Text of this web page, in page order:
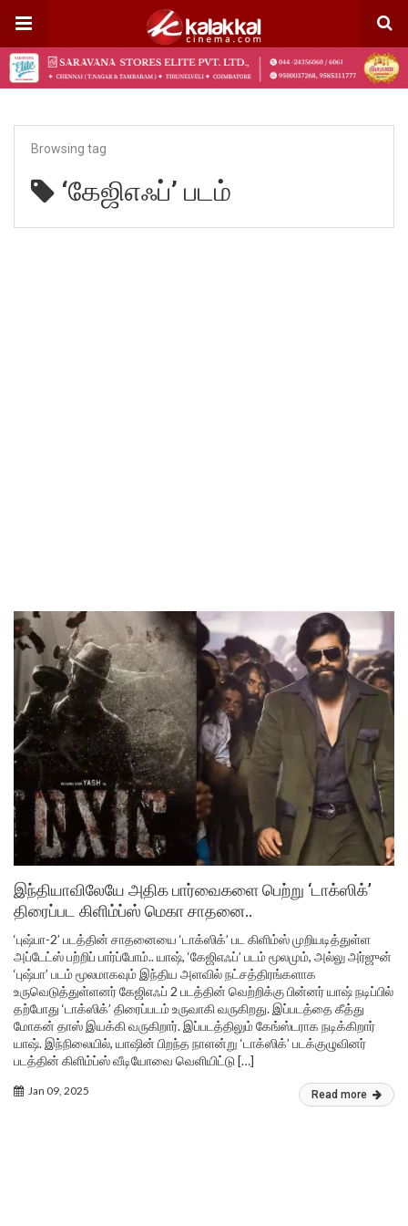
Browsing tag
‘கேஜிஎஃப்’ படம்
இந்தியாவிலேயே அதிக பார்வைகளை பெற்று ‘டாக்ஸிக்’
திரைப்பட கிளிம்ப்ஸ் மெகா சாதனை..
‘புஷ்பா-2’ படத்தின் சாதனையை ‘டாக்ஸிக்’ பட கிளிம்ஸ் முறியடித்துள்ள
அப்டேட்ஸ் பற்றிப் பார்ப்போம்.. யாஷ், ‘கேஜிஎஃப்’ படம் மூலமும், அல்லு அர்ஜுன்
‘புஷ்பா’ படம் மூலமாகவும் இந்திய அளவில் நட்சத்திரங்களாக
உருவெடுத்துள்ளனர் கேஜிஎஃப் 2 படத்தின் வெற்றிக்கு பின்னர் யாஷ் நடிப்பில்
தற்போது ‘டாக்ஸிக்’ திரைப்படம் உருவாகி வருகிறது. இப்படத்தை கீத்து
மோகன் தாஸ் இயக்கி வருகிறார். இப்படத்திலும் கேங்ஸ்டராக நடிக்கிறார்
யாஷ். இந்நிலையில், யாஷின் பிறந்த நாளன்று ‘டாக்ஸிக்’ படக்குழுவினர்
படத்தின் கிளிம்ப்ஸ் வீடியோவை வெளியிட்டு […]
Jan 09, 2025 Read more